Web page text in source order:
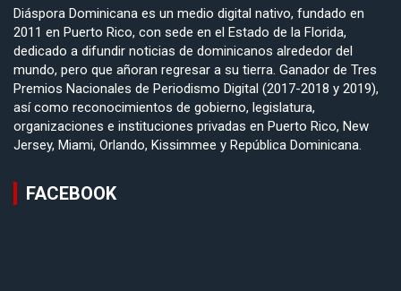
Diáspora Dominicana es un medio digital nativo, fundado en
2011 en Puerto Rico, con sede en el Estado de la Florida,
dedicado a difundir noticias de dominicanos alrededor del
mundo, pero que añoran regresar a su tierra. Ganador de Tres
Premios Nacionales de Periodismo Digital (2017-2018 y 2019),
así como reconocimientos de gobierno, legislatura,
organizaciones e instituciones privadas en Puerto Rico, New
Jersey, Miami, Orlando, Kissimmee y República Dominicana.
FACEBOOK